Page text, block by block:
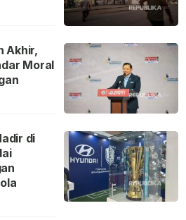
Akhir,
Moral
di